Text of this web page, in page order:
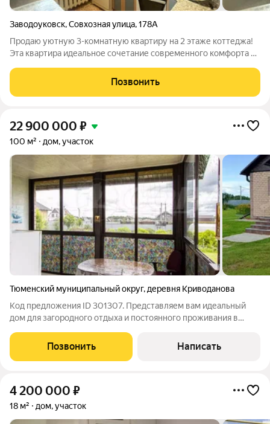
Заводоуковск,Совхозная улица,178А
Продаю уютную 3-комнатную квартиру на 2 этаже коттеджа!
Эта квартира идеальное сочетание современного комфорта и
элегантные классические двери, а вся мебель остается для
вас! Просторные, светлые и
Позвонить
22 900 000 ₽
100 м² дом, участок
Тюменский муниципальный округ, деревня Криводанова
Код предложения ID 301307. Представляем вам идеальный
дом для загородного отдыха и постоянного проживания в
участке 48 сотках и всего в 26 км от Тюмени.Описание
дома:Общая площадь: 100 кв.
Позвонить Написать
4 200 000 ₽
18 м² дом, участок